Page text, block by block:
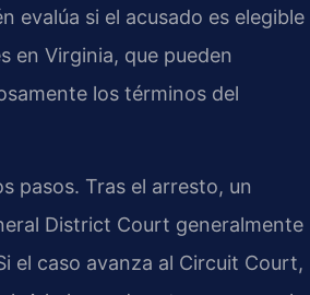
evalúa si el acusado es elegible
Virginia, que pueden
los términos del
pasos. Tras el arresto, un
District Court generalmente
el caso avanza al Circuit Court,